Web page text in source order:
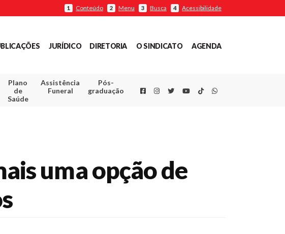
1 Conteúdo 2 Menu 3 Busca 4 Acessibilidade
JURÍDICO DIRETORIA O SINDICATO AGENDA
Plano
de
Saúde
Assistência
Funeral
Pós-
graduação
FacebookInstagram
TwitterYoutube
TikTokWhatsapp
uma opção de